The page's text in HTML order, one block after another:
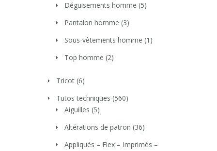
Déguisements homme (5)
Pantalon homme (3)
Sous-vêtements homme (1)
Top homme (2)
Tricot (6)
Tutos techniques (560)
Aiguilles (5)
Altérations de patron (36)
Appliqués – Flex – Imprimés –